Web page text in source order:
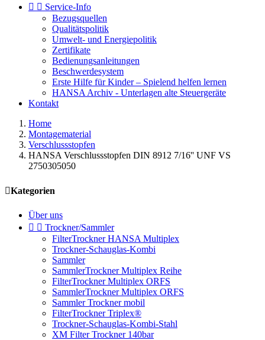
  Service-Info
Bezugsquellen
Qualitätspolitik
Umwelt- und Energiepolitik
Zertifikate
Bedienungsanleitungen
Beschwerdesystem
Erste Hilfe für Kinder – Spielend helfen lernen
HANSA Archiv - Unterlagen alte Steuergeräte
Kontakt
Home
Montagematerial
Verschlussstopfen
HANSA Verschlussstopfen DIN 8912 7/16'' UNF VS
2750305050
Kategorien
Über uns
  Trockner/Sammler
FilterTrockner HANSA Multiplex
Trockner-Schauglas-Kombi
Sammler
SammlerTrockner Multiplex Reihe
FilterTrockner Multiplex ORFS
SammlerTrockner Multiplex ORFS
Sammler Trockner mobil
FilterTrockner Triplex®
Trockner-Schauglas-Kombi-Stahl
XM Filter Trockner 140bar